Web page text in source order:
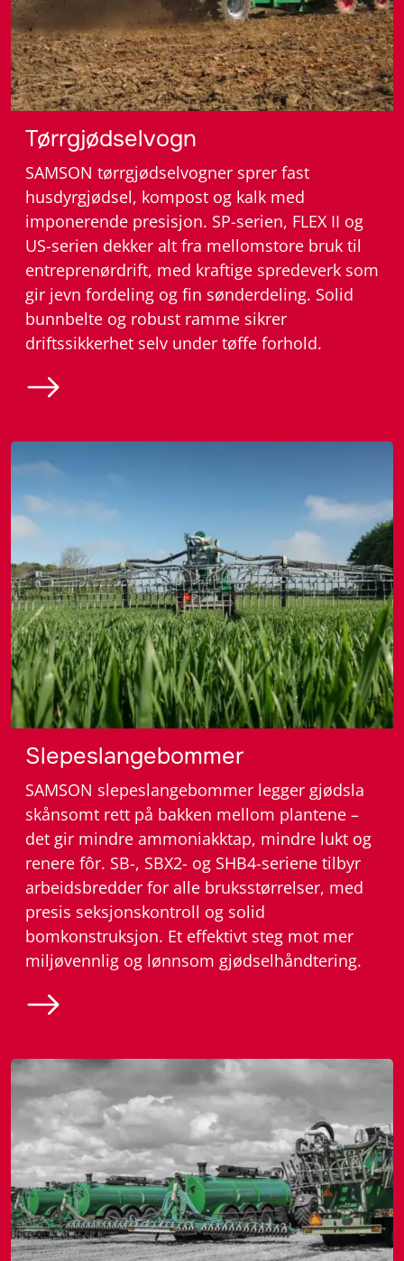
Tørrgjødselvogn
SAMSON tørrgjødselvogner sprer fast
husdyrgjødsel, kompost og kalk med
imponerende presisjon. SP-serien, FLEX II og
US-serien dekker alt fra mellomstore bruk til
entreprenørdrift, med kraftige spredeverk som
gir jevn fordeling og fin sønderdeling. Solid
bunnbelte og robust ramme sikrer
driftssikkerhet selv under tøffe forhold.
Slepeslangebommer–
SAMSON slepeslangebommer legger gjødsla
skånsomt rett på bakken mellom plantene –
det gir mindre ammoniakktap, mindre lukt og
renere fôr. SB-, SBX2- og SHB4-seriene tilbyr
arbeidsbredder for alle bruksstørrelser, med
presis seksjonskontroll og solid
bomkonstruksjon. Et effektivt steg mot mer
miljøvennlig og lønnsom gjødselhåndtering.